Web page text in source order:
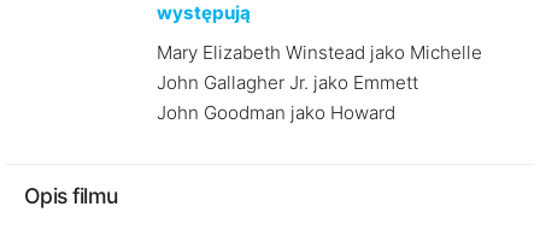
występują
Mary Elizabeth Winstead jako Michelle
John Gallagher Jr. jako Emmett
John Goodman jako Howard
Opis filmu